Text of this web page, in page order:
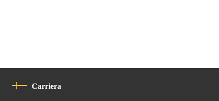
Carriera